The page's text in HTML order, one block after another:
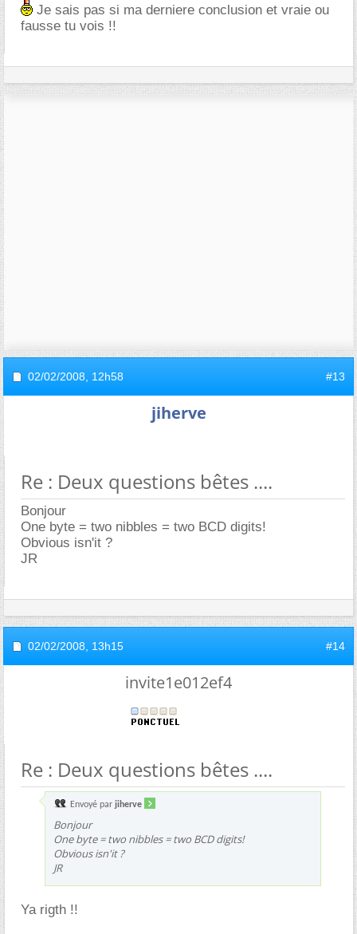
Je sais pas si ma derniere conclusion et vraie ou
fausse tu vois !!
02/02/2008, 12h58 #13
jiherve
Re : Deux questions bêtes ....
Bonjour
One byte = two nibbles = two BCD digits!
Obvious isn'it ?
JR
02/02/2008, 13h15 #14
invite1e012ef4
Re : Deux questions bêtes ....
Envoyé par jiherve
Bonjour
One byte = two nibbles = two BCD digits!
Obvious isn'it ?
JR
Ya rigth !!